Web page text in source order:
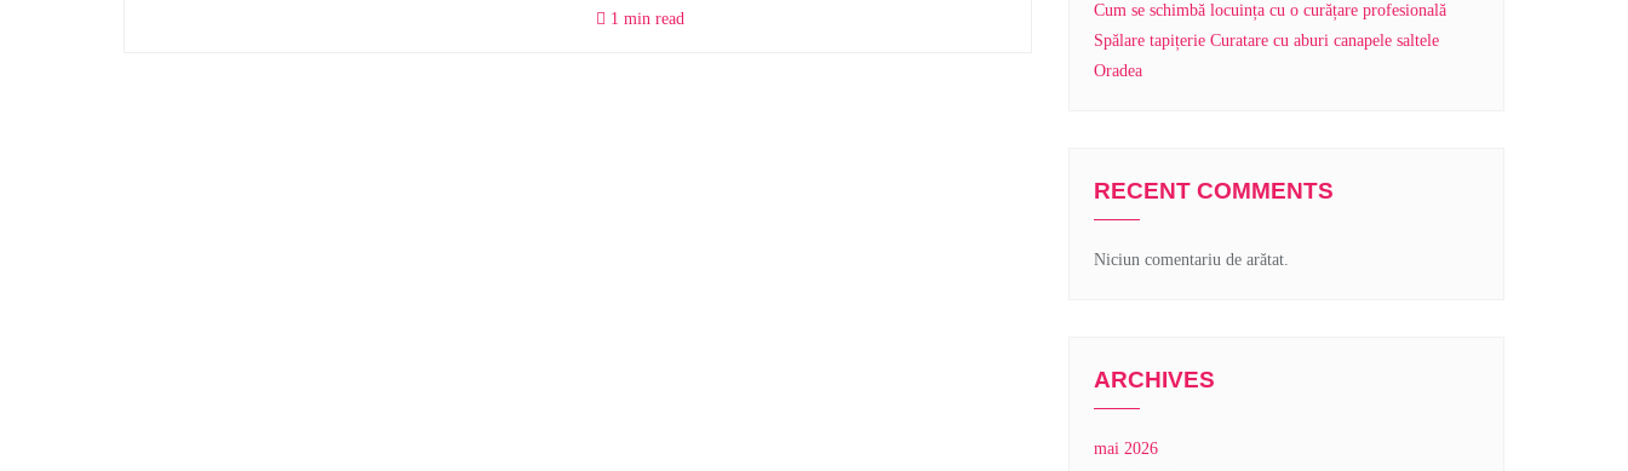
1 min read
Cum se schimbă locuința cu o curățare profesională
Spălare tapițerie Curatare cu aburi canapele saltele
Oradea
RECENT COMMENTS
Niciun comentariu de arătat.
ARCHIVES
mai 2026